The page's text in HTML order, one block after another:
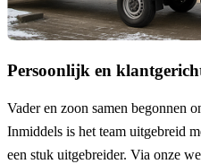
Persoonlijk en
Vader en zoon samen begonnen
Inmiddels is het team uitgebreid
een stuk uitgebreider. Via onze